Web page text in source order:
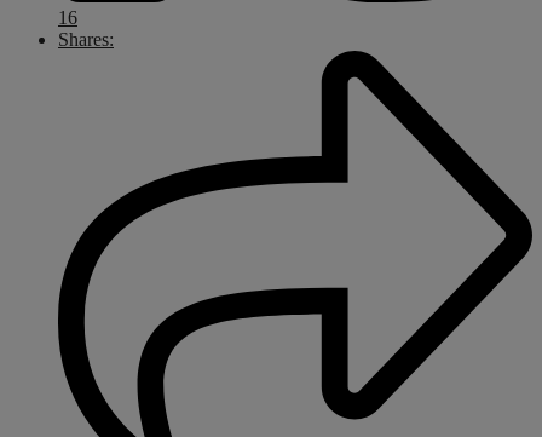
16
Shares: